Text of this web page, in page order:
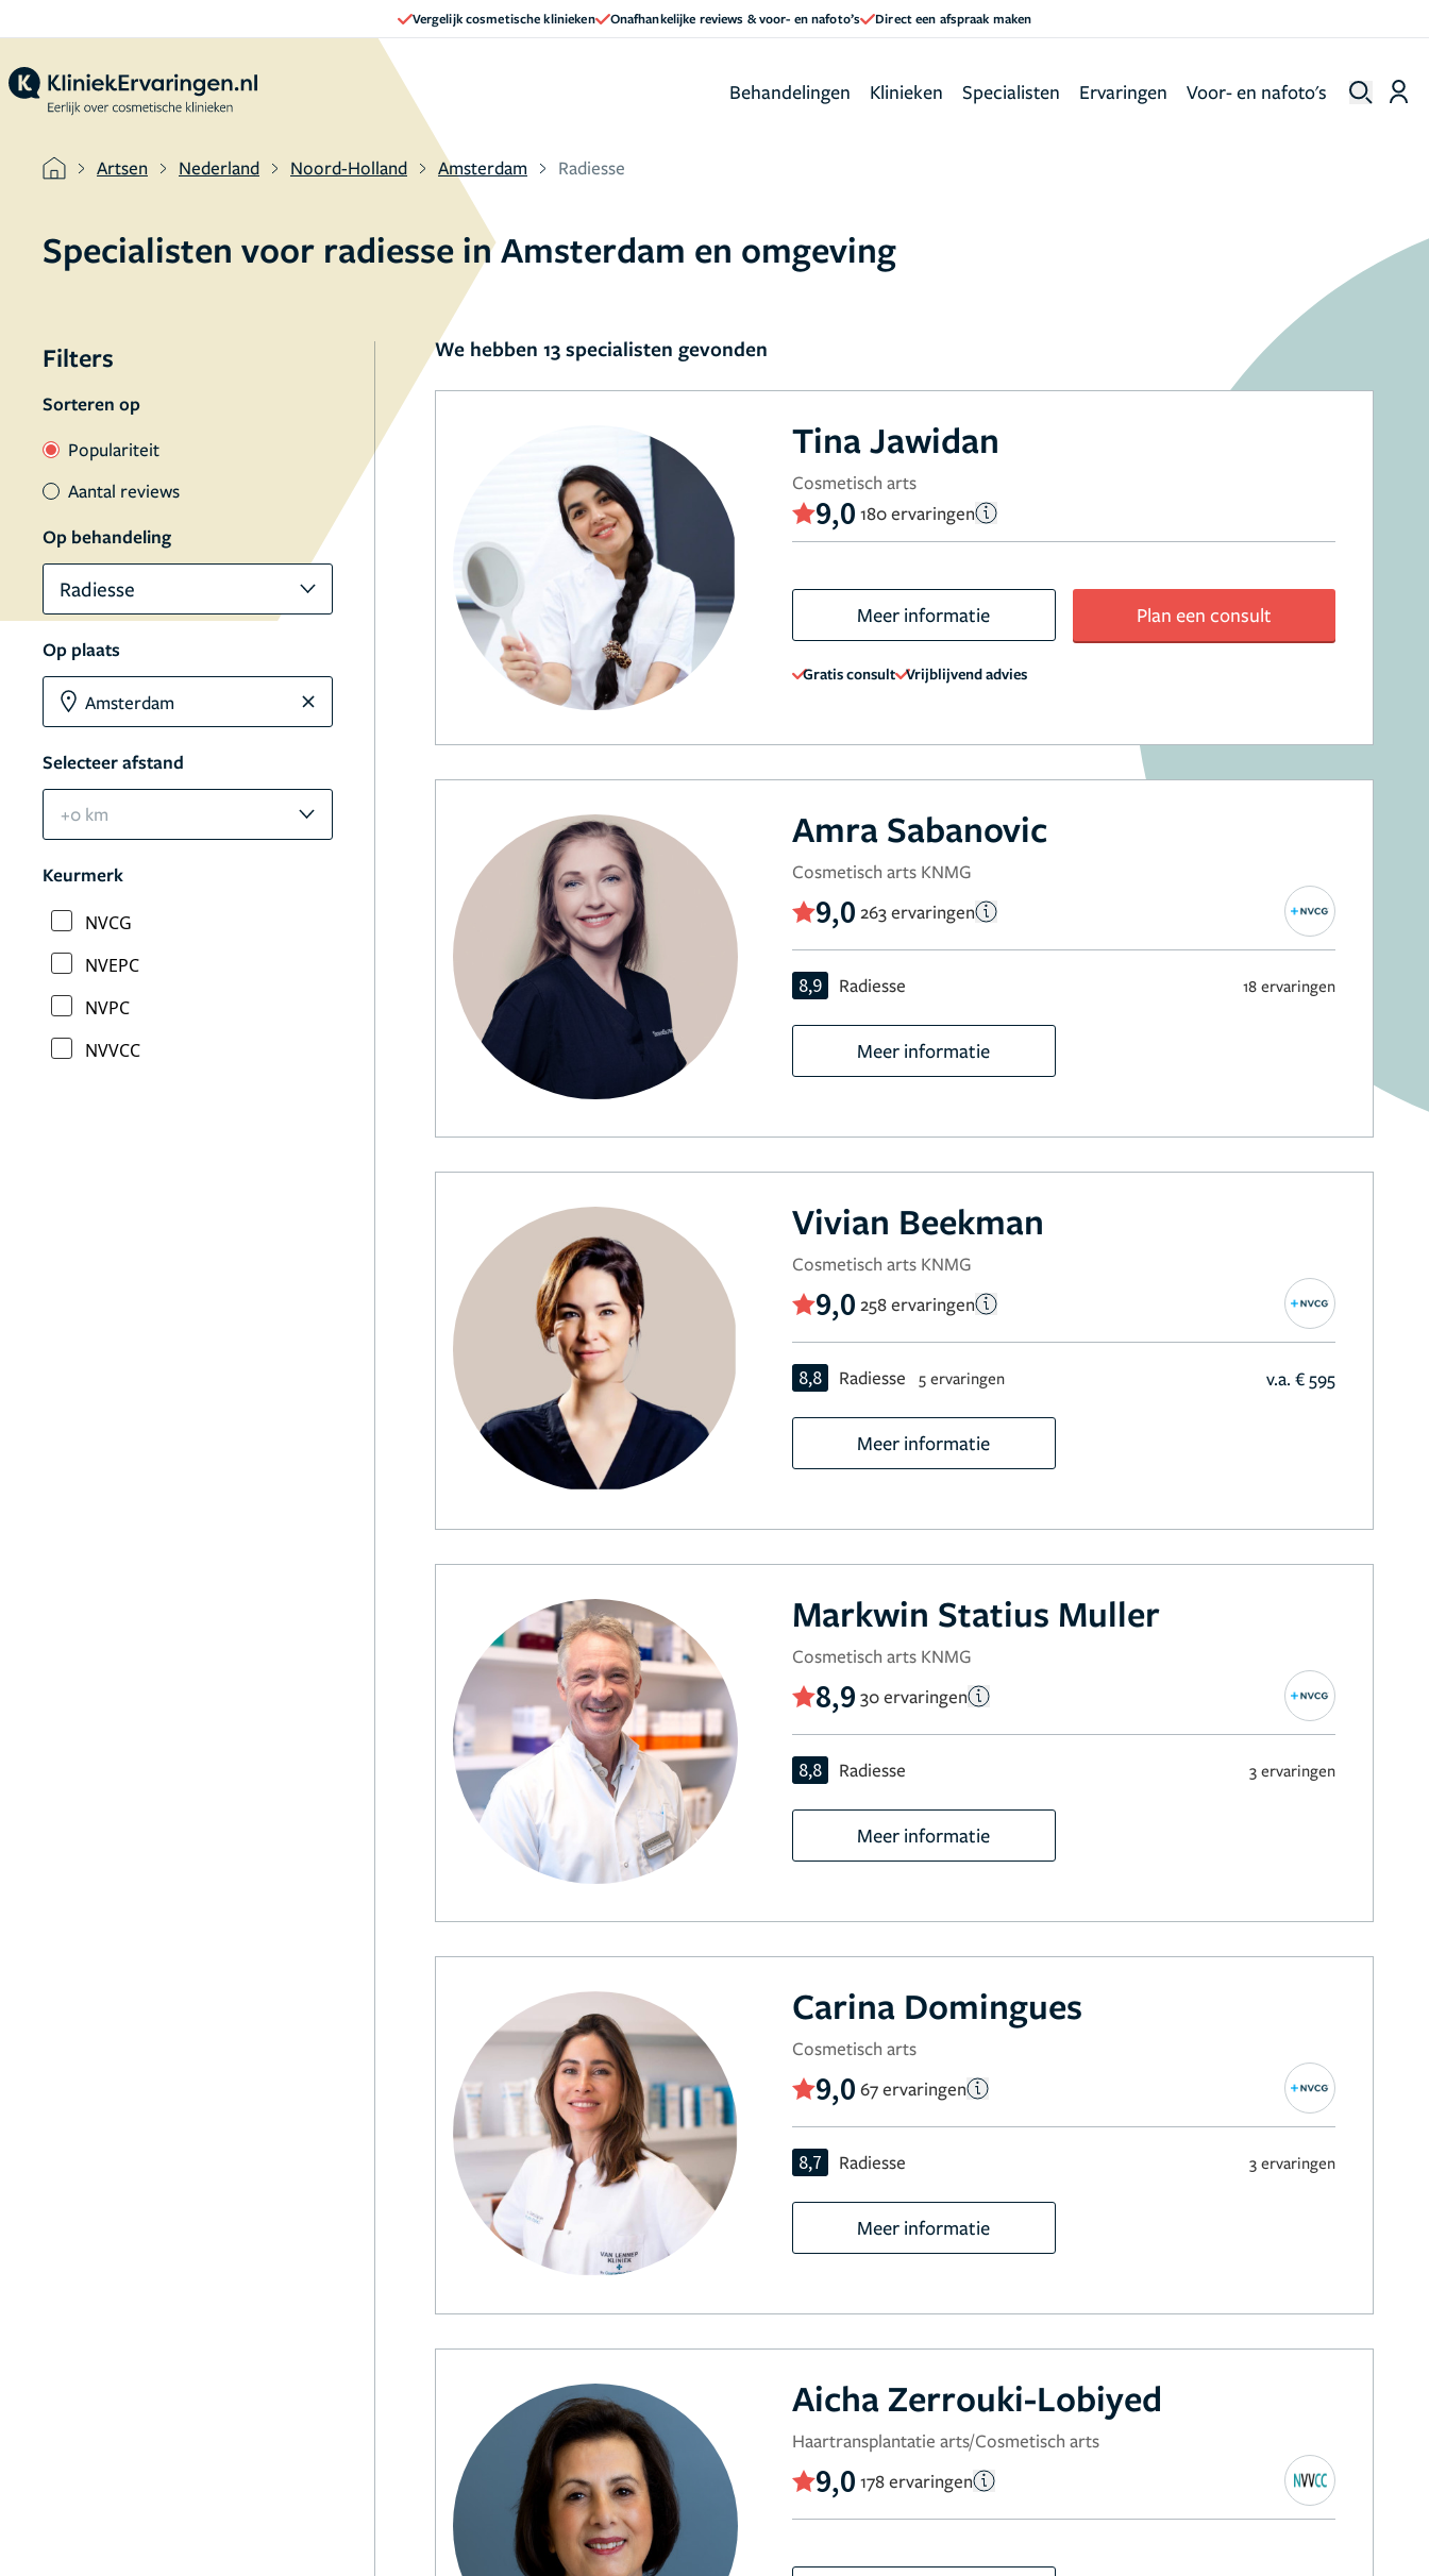
Vergelijk cosmetische klinieken Onafhankelijke reviews & voor- en nafoto’s Direct een afspraak maken
Behandelingen Klinieken Specialisten Ervaringen Voor- en nafoto's
Artsen Nederland Noord-Holland Amsterdam Radiesse
Specialisten voor radiesse in Amsterdam en omgeving
Filters
Sorteren op
Populariteit
Aantal reviews
Op behandeling
Radiesse
Op plaats
Selecteer afstand
+0 km
Keurmerk
NVCG
NVEPC
NVPC
NVVCC
We hebben 13 specialisten gevonden
Tina Jawidan
Cosmetisch arts
9,0 180 ervaringen
Meer informatie Plan een consult
Gratis consult Vrijblijvend advies
Amra Sabanovic
Cosmetisch arts KNMG
9,0 263 ervaringen
8,9 Radiesse 18 ervaringen
Meer informatie
Vivian Beekman
Cosmetisch arts KNMG
9,0 258 ervaringen
8,8 Radiesse 5 ervaringen v.a. € 595
Meer informatie
Markwin Statius Muller
Cosmetisch arts KNMG
8,9 30 ervaringen
8,8 Radiesse 3 ervaringen
Meer informatie
Carina Domingues
Cosmetisch arts
9,0 67 ervaringen
8,7 Radiesse 3 ervaringen
Meer informatie
Aicha Zerrouki-Lobiyed
Haartransplantatie arts/Cosmetisch arts
9,0 178 ervaringen